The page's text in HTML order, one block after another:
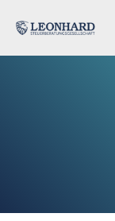
InhaltImpressum